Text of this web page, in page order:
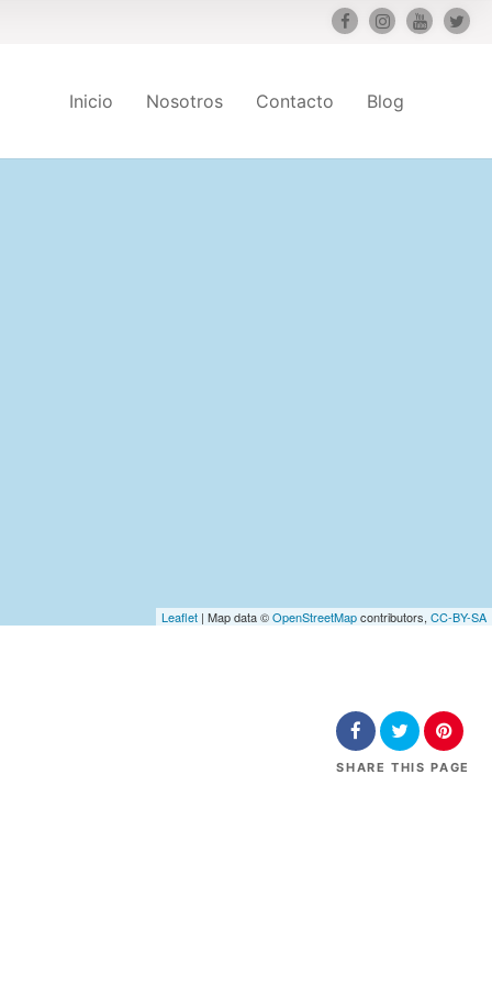
Inicio Nosotros Contacto Blog
Leaflet | Map data ©OpenStreetMapcontributors, CC-BY-SA
SHARE THIS PAGE